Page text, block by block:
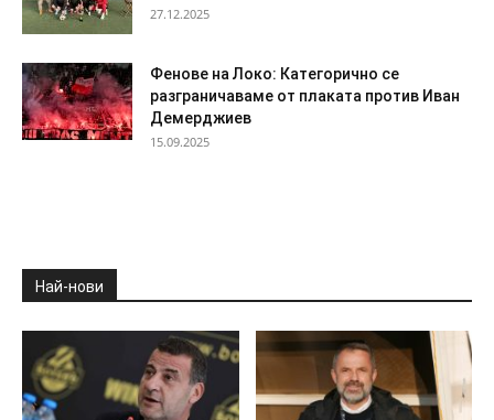
27.12.2025
Фенове на Локо: Категорично се
разграничаваме от плаката против Иван
Демерджиев
15.09.2025
Най-нови